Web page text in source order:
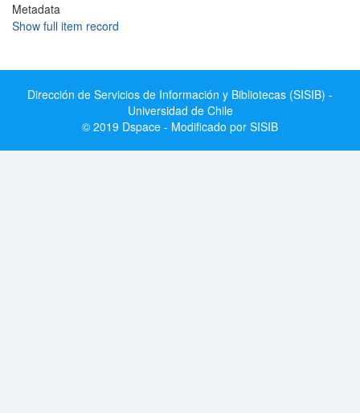
Metadata
Show full item record
Dirección de Servicios de Información y Bibliotecas (SISIB) -
Universidad de Chile
© 2019 Dspace - Modificado por SISIB